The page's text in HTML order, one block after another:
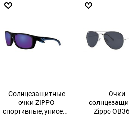
Солнцезащитные
очки ZIPPO
спортивные, унисекс
Очки
Zippo